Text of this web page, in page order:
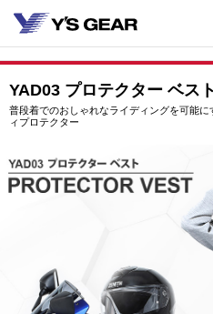
YAD03 プロテクター ベスト
普段着でのおしゃれなライディングを可能
ィプロテクター